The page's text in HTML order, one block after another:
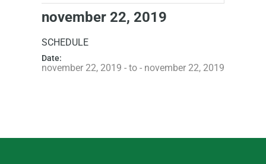
november 22, 2019
SCHEDULE
Date:
november 22, 2019 - to - november 22, 2019